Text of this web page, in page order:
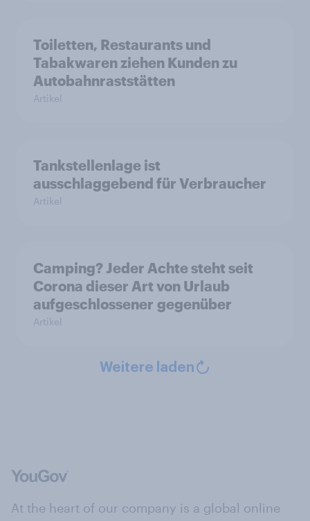
Toiletten, Restaurants und
Tabakwaren ziehen Kunden zu
Autobahnraststätten
Artikel
Tankstellenlage ist
ausschlaggebend für Verbraucher
Artikel
Camping? Jeder Achte steht seit
Corona dieser Art von Urlaub
aufgeschlossener gegenüber
Artikel
Weitere laden
At the heart of our company is a global online